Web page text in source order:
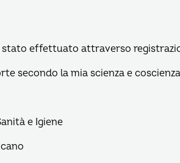
stato effettuato attraverso
secondo la mia scienza e
e Igiene